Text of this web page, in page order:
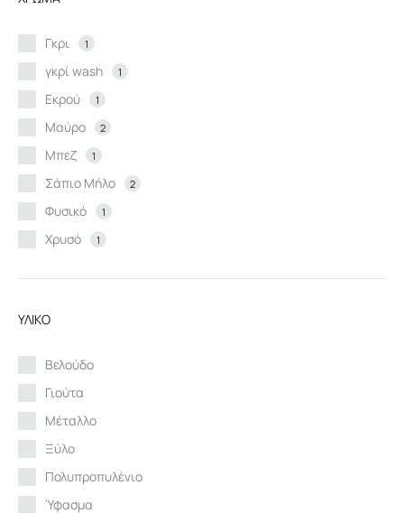
Γκρι 1
γκρί wash 1
Εκρού 1
Μαύρο 2
Μπεζ 1
Σάπιο Μήλο 2
Φυσικό 1
Χρυσό 1
ΥΛΙΚΟ
Βελούδο
Γιούτα
Μέταλλο
Ξύλο
Πολυπροπυλένιο
Ύφασμα